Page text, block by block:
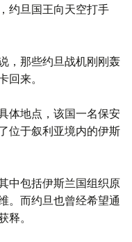
约旦国王向天空打手
，那些约旦战机刚刚轰
回来。
体地点，该国一名保安
位于叙利亚境内的伊斯
中包括伊斯兰国组织原
。而约旦也曾经希望通
释。